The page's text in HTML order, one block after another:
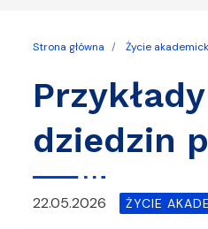
Strona główna Życie
dziedzin
22.05.2026 ŻYCIE